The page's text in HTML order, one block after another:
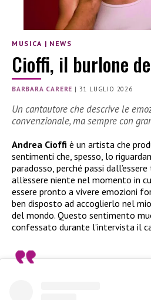
MUSICA | NEWS
Cioffi, il burlone
BARBARA CARERE | 31 LUGLIO 2026
Un cantautore che descrive le
convenzionale, ma sempre con
Andrea Cioffi è un artista che
sentimenti che, spesso, lo
paradosso, perché passi
all’essere niente nel momento in
essere pronto a vivere emozioni
ben disposto ad accoglierlo nel
del mondo. Questo sentimento
confessato durante l’intervista il